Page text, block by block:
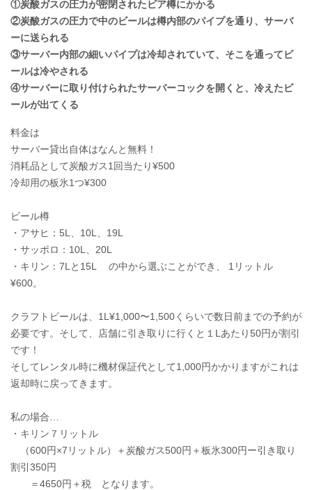
①炭酸ガスの圧力が密閉されたビア樽にかかる
②炭酸ガスの圧力で中のビールは樽内部のパイプを通り、サーバ
ーに送られる
③サーバー内部の細いパイプは冷却されていて、そこを通ってビ
ールは冷やされる
④サーバーに取り付けられたサーバーコックを開くと、冷えたビ
ールが出てくる
料金は
サーバー貸出自体はなんと無料！
消耗品として炭酸ガス1回当たり¥500
冷却用の板氷1つ¥300
ビール樽
・アサヒ：5L、10L、19L
・サッポロ：10L、20L
・キリン：7Lと15L の中から選ぶことができ、 1リットル
¥600。
クラフトビールは、1L¥1,000〜1,500くらいで数日前までの予約が
必要です。そして、店舗に引き取りに行くと１Lあたり50円が割引
です！
そしてレンタル時に機材保証代として1,000円かかりますがこれは
返却時に戻ってきます。
私の場合…
・キリン７リットル
（600円×7リットル）＋炭酸ガス500円＋板氷300円ー引き取り
割引350円
＝4650円＋税 となります。